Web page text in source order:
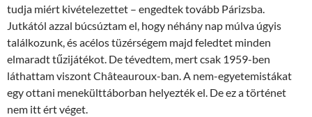
tudja miért kivételezettet – engedtek tovább Párizsba.
Jutkától azzal búcsúztam el, hogy néhány nap múlva úgyis
találkozunk, és acélos tüzérségem majd feledtet minden
elmaradt tűzijátékot. De tévedtem, mert csak 1959-ben
láthattam viszont Châteauroux-ban. A nem-egyetemistákat
egy ottani menekülttáborban helyezték el. De ez a történet
nem itt ért véget.